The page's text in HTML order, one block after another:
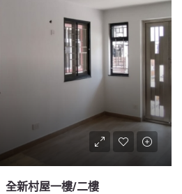
全新村屋一樓/二樓